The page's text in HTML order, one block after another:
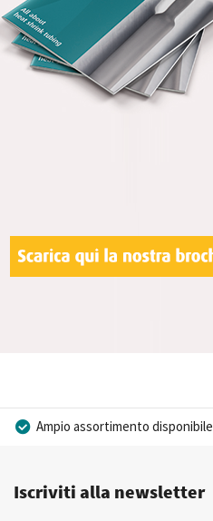
Ampio assortimento disponibile
Consulenza Personalizzata
Iscriviti alla newsletter